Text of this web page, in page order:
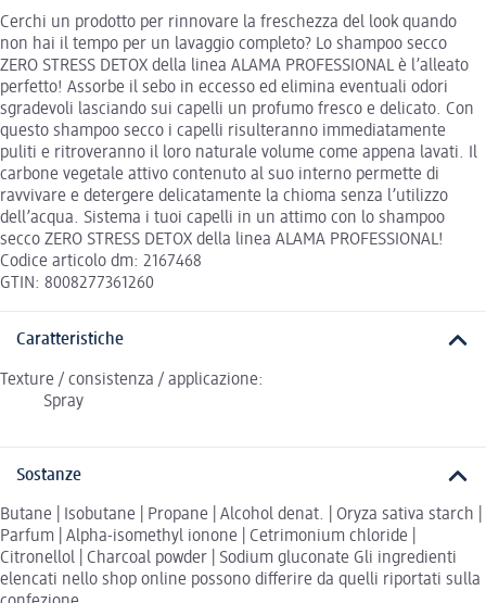
Cerchi un prodotto per rinnovare la freschezza del look quando
non hai il tempo per un lavaggio completo? Lo shampoo secco
ZERO STRESS DETOX della linea ALAMA PROFESSIONAL è l’alleato
perfetto! Assorbe il sebo in eccesso ed elimina eventuali odori
sgradevoli lasciando sui capelli un profumo fresco e delicato. Con
questo shampoo secco i capelli risulteranno immediatamente
puliti e ritroveranno il loro naturale volume come appena lavati. Il
carbone vegetale attivo contenuto al suo interno permette di
ravvivare e detergere delicatamente la chioma senza l’utilizzo
dell’acqua. Sistema i tuoi capelli in un attimo con lo shampoo
secco ZERO STRESS DETOX della linea ALAMA PROFESSIONAL!
Codice articolo dm: 2167468
GTIN: 8008277361260
Caratteristiche
Texture / consistenza / applicazione:
Spray
Sostanze
Butane | Isobutane | Propane | Alcohol denat. | Oryza sativa starch |
Parfum | Alpha-isomethyl ionone | Cetrimonium chloride |
Citronellol | Charcoal powder | Sodium gluconate Gli ingredienti
elencati nello shop online possono differire da quelli riportati sulla